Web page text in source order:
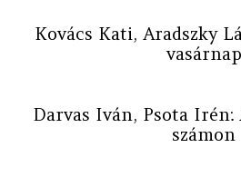
Kovács Kati, Aradszky
vasárnap
Darvas Iván, Psota Irén:
számon